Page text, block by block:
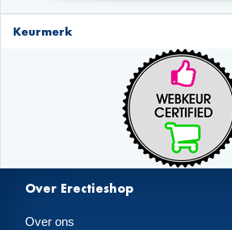
Keurmerk
Over Erectieshop
Over ons